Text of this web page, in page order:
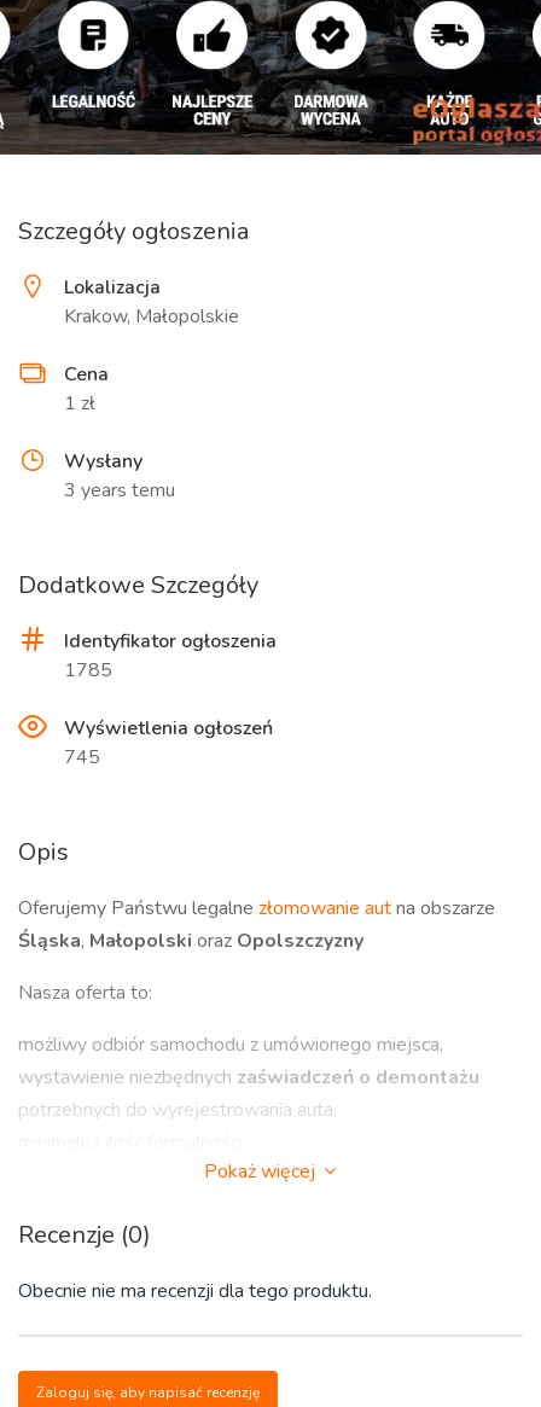
Szczegóły ogłoszenia
Lokalizacja
Krakow, Małopolskie
Cena
1 zł
Wysłany
3 years temu
Dodatkowe Szczegóły
Identyfikator ogłoszenia
1785
Wyświetlenia ogłoszeń
745
Opis
Oferujemy Państwu legalne złomowanie autna obszarze
Śląska, Małopolski oraz Opolszczyzny
Nasza oferta to:
możliwy odbiór samochodu z umówionego miejsca,
wystawienie niezbędnych zaświadczeń o demontażu
potrzebnych do wyrejestrowania auta,
płatność gotówką do ręki po podpisaniu umowy.
POJAZDÓW
Zapraszamy do kontaktu :
https://www.zezlomuj.auto.pl/
Tel. 570 607 278
Pokaż więcej
Recenzje (0)
Obecnie nie ma recenzji dla tego produktu.
Zaloguj się, aby napisać recenzję